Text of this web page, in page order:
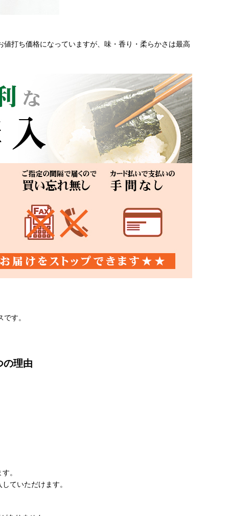
打ち価格になっていますが、味・香り・柔らかさは最高
す。
の理由
。
ていただけます。